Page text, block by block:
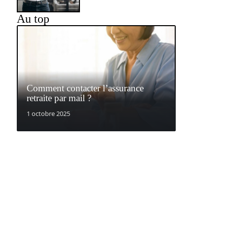
Au top
Comment contacter l’assurance
retraite par mail ?
1 octobre 2025